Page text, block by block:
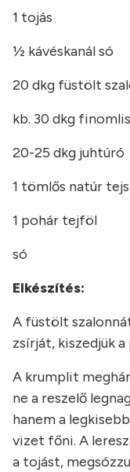
1 tojás
½ kávéskanál só
20 dkg füstölt
kb. 30 dkg
20-25 dkg juhtúró
1 tömlős natúr
1 pohár tejföl
só
Elkészítés:
A füstölt
zsírját, kiszedjük
A krumplit
ne a reszelő
hanem a
vizet főni. A
a tojást,